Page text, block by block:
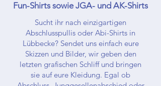
Fun-Shirts sowie JGA- und AK-Shirts
Sucht ihr nach einzigartigen
Abschlusspullis oder Abi-Shirts in
Lübbecke? Sendet uns einfach eure
Skizzen und Bilder, wir geben den
letzten grafischen Schliff und bringen
sie auf eure Kleidung. Egal ob